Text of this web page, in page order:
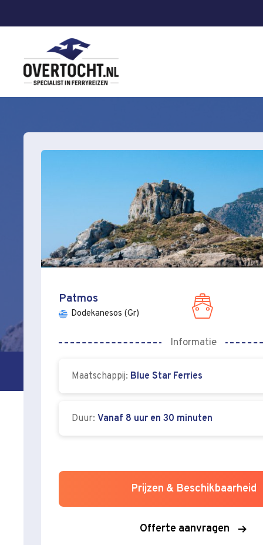
Patmos
Dodekanesos (Gr)
Informatie
Maatschappij: Blue Star Ferries
Duur: Vanaf 8 uur en 30 minuten
Prijzen & Beschikbaarheid
Offerte aanvragen